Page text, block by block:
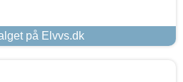
på Elvvs.dk